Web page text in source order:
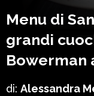
Menu di
grandi
Bowerman
di: Alessandra